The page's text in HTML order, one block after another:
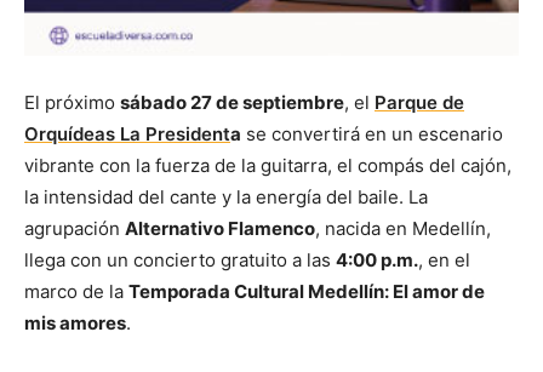
El próximo sábado 27 de septiembre, el Parque de
Orquídeas La Presidenta se convertirá en un escenario
vibrante con la fuerza de la guitarra, el compás del cajón,
la intensidad del cante y la energía del baile. La
agrupación Alternativo Flamenco, nacida en Medellín,
llega con un concierto gratuito a las 4:00 p.m., en el
marco de la Temporada Cultural Medellín: El amor de
mis amores.